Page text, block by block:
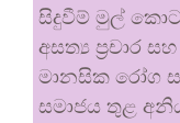
සිදුවීම් මුල්
අසත්‍ය ප්‍රචාර
මානසික රෝග
සමාජය තුළ